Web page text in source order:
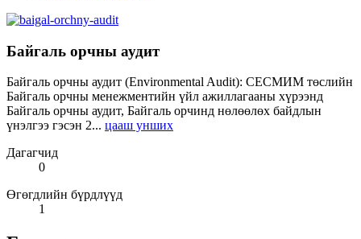
Байгаль орчны аудит
Байгаль орчны аудит (Environmental Audit): СЕСМИМ төслийн
Байгаль орчны менежментийн үйл ажиллагааны хүрээнд
Байгаль орчны аудит, Байгаль орчинд нөлөөлөх байдлын
үнэлгээ гэсэн 2... цааш унших
Дагагчид
0
Өгөгдлийн бүрдлүүд
1